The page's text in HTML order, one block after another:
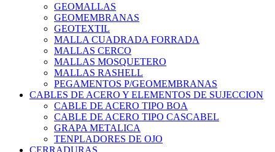
GEOMALLAS
GEOMEMBRANAS
GEOTEXTIL
MALLA CUADRADA FORRADA
MALLAS CERCO
MALLAS MOSQUETERO
MALLAS RASHELL
PEGAMENTOS P/GEOMEMBRANAS
CABLES DE ACERO Y ELEMENTOS DE SUJECCION
CABLE DE ACERO TIPO BOA
CABLE DE ACERO TIPO CASCABEL
GRAPA METALICA
TENPLADORES DE OJO